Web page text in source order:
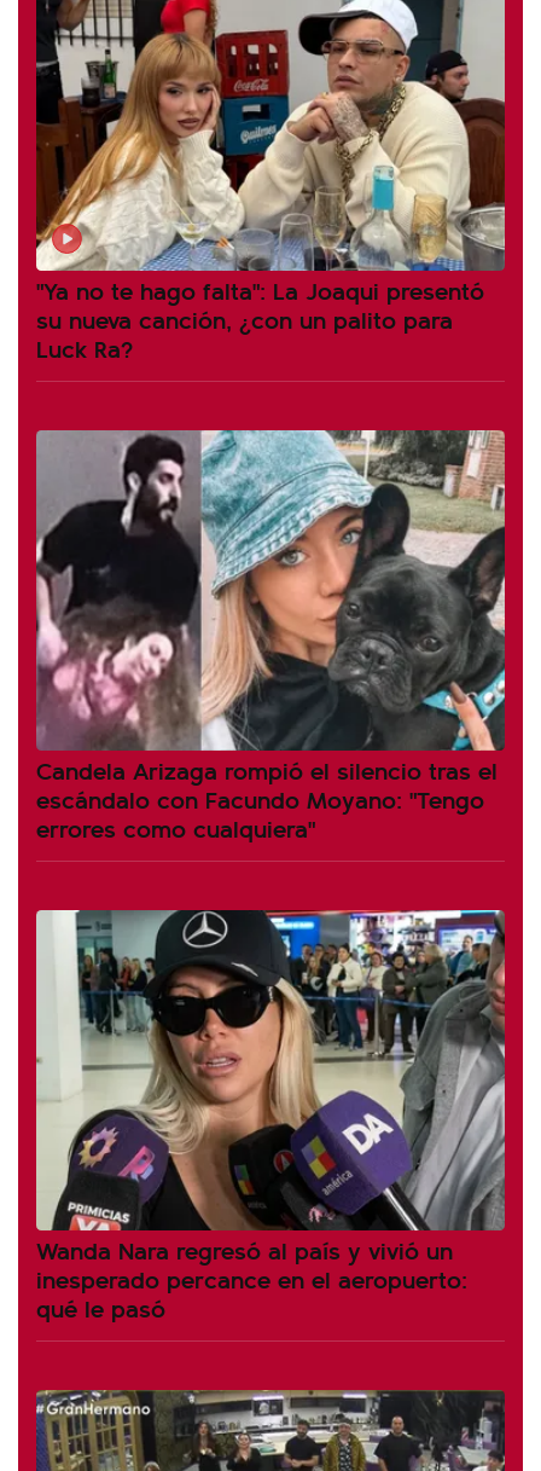
"Ya no te hago falta": La Joaqui presentó
su nueva canción, ¿con un palito para
Luck Ra?
Candela Arizaga rompió el silencio tras el
escándalo con Facundo Moyano: "Tengo
errores como cualquiera"
Wanda Nara regresó al país y vivió un
inesperado percance en el aeropuerto:
qué le pasó